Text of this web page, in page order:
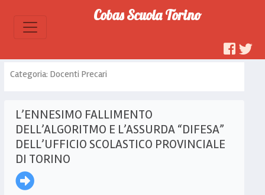
Cobas Scuola Torino
Categoria: Docenti Precari
L’ENNESIMO FALLIMENTO
DELL’ALGORITMO E L’ASSURDA “DIFESA”
DELL’UFFICIO SCOLASTICO PROVINCIALE
DI TORINO